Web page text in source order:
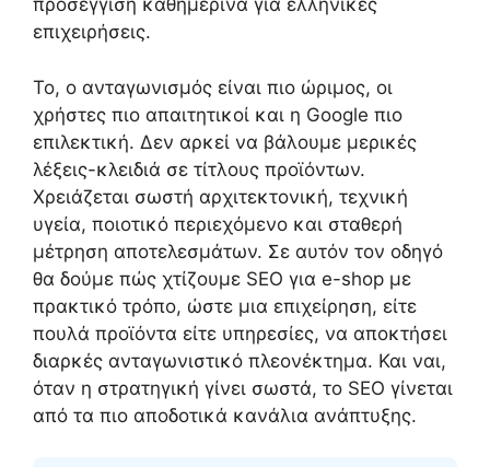
προσέγγιση καθημερινά για ελληνικές
επιχειρήσεις.
Το, ο ανταγωνισμός είναι πιο ώριμος, οι
χρήστες πιο απαιτητικοί και η Google πιο
επιλεκτική. Δεν αρκεί να βάλουμε μερικές
λέξεις-κλειδιά σε τίτλους προϊόντων.
Χρειάζεται σωστή αρχιτεκτονική, τεχνική
υγεία, ποιοτικό περιεχόμενο και σταθερή
μέτρηση αποτελεσμάτων. Σε αυτόν τον οδηγό
θα δούμε πώς χτίζουμε SEO για e-shop με
πρακτικό τρόπο, ώστε μια επιχείρηση, είτε
πουλά προϊόντα είτε υπηρεσίες, να αποκτήσει
διαρκές ανταγωνιστικό πλεονέκτημα. Και ναι,
όταν η στρατηγική γίνει σωστά, το SEO γίνεται
από τα πιο αποδοτικά κανάλια ανάπτυξης.